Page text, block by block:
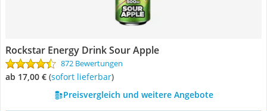
Rockstar Energy Drink Sour Apple
872 Bewertungen
ab 17,00 € ( Sofort lieferbar)
Preisvergleich und weitere Angebote